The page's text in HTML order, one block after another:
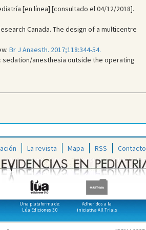
[en línea] [consultado el 04/12/2018].
Canada. The design of a multicentre
Br J Anaesth. 2017;118:344-54.
sedation/anesthesia outside the operating
La revista Mapa RSS Contacto
Una plataforma de:
Lúa Ediciones 3.0
Adheridos a la
iniciativa All Trials